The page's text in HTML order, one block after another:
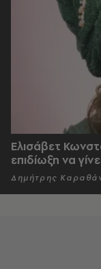
Ελισάβετ
επιδίωξη να
Δημήτρης